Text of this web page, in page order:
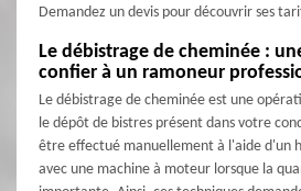
Demandez un devis pour découvrir ses
Le débistrage de cheminée :
confier à un ramoneur
Le débistrage de cheminée est une
le dépôt de bistres présent dans votre
être effectué manuellement à l'aide d'un
avec une machine à moteur lorsque la